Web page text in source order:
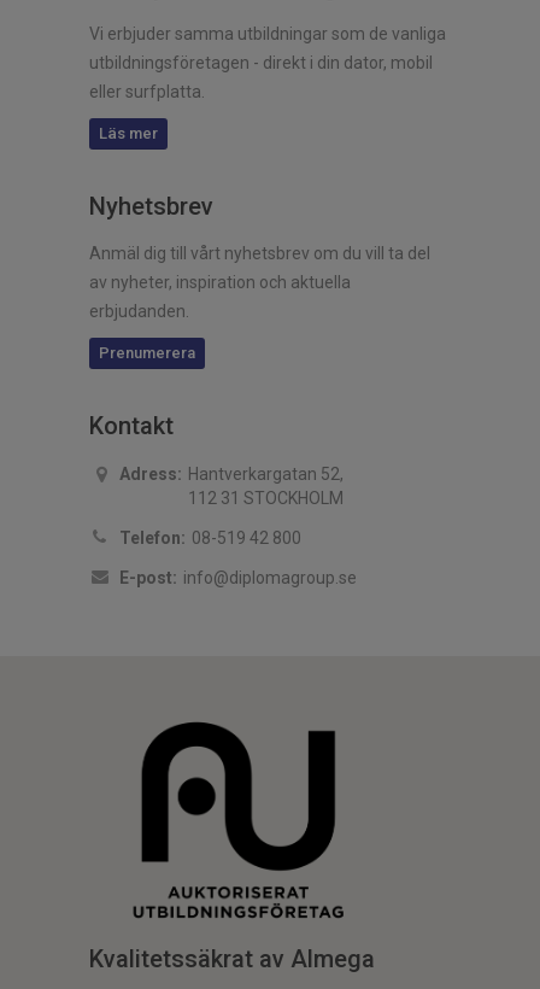
Vi erbjuder samma utbildningar som de vanliga
utbildningsföretagen - direkt i din dator, mobil
eller surfplatta.
Läs mer
Nyhetsbrev
Anmäl dig till vårt nyhetsbrev om du vill ta del
av nyheter, inspiration och aktuella
erbjudanden.
Prenumerera
Kontakt
Adress: Hantverkargatan 52,
112 31 STOCKHOLM
Telefon: 08-519 42 800
E-post: info@diplomagroup.se
Kvalitetssäkrat av Almega